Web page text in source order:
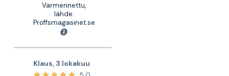
Varmennettu,
lähde:
Proffsmagasinet.se
Klaus 3 lokakuu